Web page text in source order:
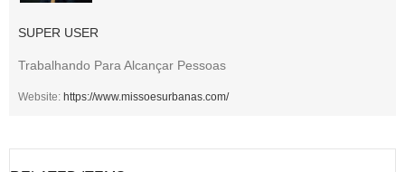
SUPER USER
Trabalhando Para Alcançar Pessoas
Website: https://www.missoesurbanas.com/